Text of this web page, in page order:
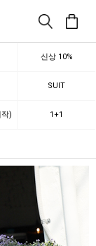
신상 10%
SUIT
) 1+1